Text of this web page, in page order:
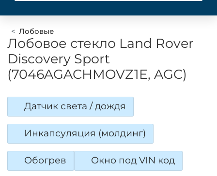
Лобовые
Лобовое стекло Land Rover
Discovery Sport
(7046AGACHMOVZ1E, AGC)
Датчик света / дождя
Инкапсуляция (молдинг)
Обогрев Окно под VIN код